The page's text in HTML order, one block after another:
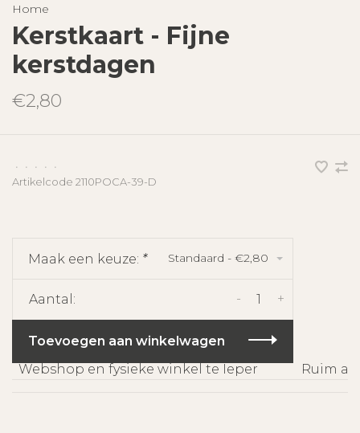
Home
Kerstkaart - Fijne
kerstdagen
€2,80
• • • •
•
Artikelcode 2110POCA-39-D
Maak een keuze: * Standaard - €2,80
Aantal: +
-
Toevoegen aan winkelwagen
Webshop en fysieke winkel te Ieper
Ruim